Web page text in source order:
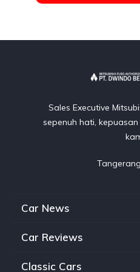
Sales Executive
sepenuh hati,
Car News
Car Reviews
Classic Cars